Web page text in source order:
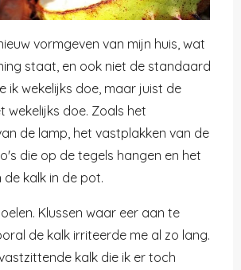
vormgeven van mijn huis, wat
staat, en ook niet de standaard
ik wekelijks doe, maar juist de
wekelijks doe. Zoals het
de lamp, het vastplakken van de
die op de tegels hangen en het
kalk in de pot.
Klussen waar eer aan te
de kalk irriteerde me al zo lang.
kalk die ik er toch